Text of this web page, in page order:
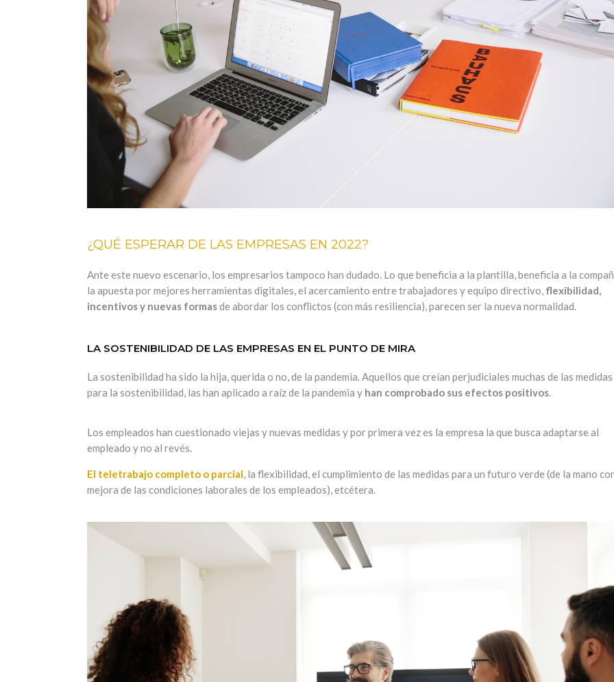
¿QUÉ ESPERAR DE LAS EMPRESAS EN 2022?
Ante este nuevo escenario, los empresarios tampoco han dudado. Lo que beneficia a la plantilla, beneficia a la
la apuesta por mejores herramientas digitales, el acercamiento entre trabajadores y equipo directivo, flexibilidad,
incentivos y nuevas formasde abordar los conflictos (con más resiliencia), parecen ser la nueva normalidad.
LA SOSTENIBILIDAD DE LAS EMPRESAS EN EL PUNTO DE MIRA
La sostenibilidad ha sido la hija, querida o no, de la pandemia. Aquellos que creían perjudiciales muchas de las medidas
para la sostenibilidad, las han aplicado a raíz de la pandemia y han comprobado sus efectos positivos.
Los empleados han cuestionado viejas y nuevas medidas y por primera vez es la empresa la que busca adaptarse al
empleado y no al revés.
El teletrabajo completo o parcial, la flexibilidad, el cumplimiento de las medidas para un futuro verde (de la mano
mejora de las condiciones laborales de los empleados), etcétera.